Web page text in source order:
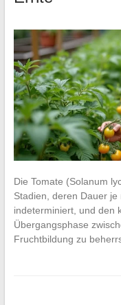
Die Tomate (Solanum
Stadien, deren Dauer
indeterminiert, und den
Übergangsphase
Fruchtbildung zu